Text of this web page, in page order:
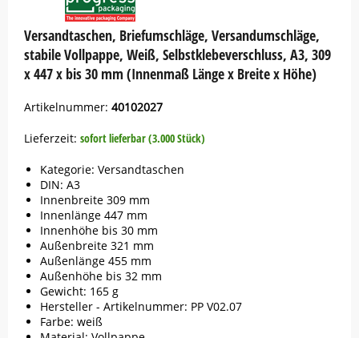
Versandtaschen, Briefumschläge, Versandumschläge,
stabile Vollpappe, Weiß, Selbstklebeverschluss, A3, 309
x 447 x bis 30 mm (Innenmaß Länge x Breite x Höhe)
Artikelnummer: 40102027
Lieferzeit: sofort lieferbar (3.000 Stück)
Kategorie: Versandtaschen
DIN: A3
Innenbreite 309 mm
Innenlänge 447 mm
Innenhöhe bis 30 mm
Außenbreite 321 mm
Außenlänge 455 mm
Außenhöhe bis 32 mm
Gewicht: 165 g
Hersteller - Artikelnummer: PP V02.07
Farbe: weiß